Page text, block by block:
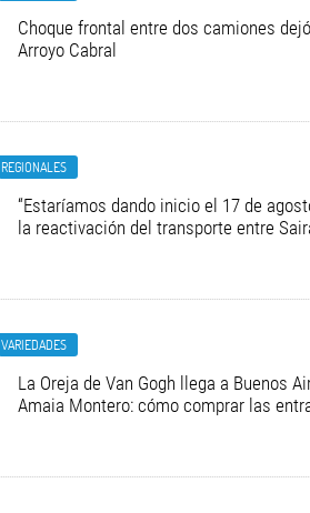
Choque frontal entre dos camiones
Arroyo Cabral
REGIONALES
“Estaríamos dando inicio el 17 de
la reactivación del transporte entre
VARIEDADES
La Oreja de Van Gogh llega a Buenos
Amaia Montero: cómo comprar las